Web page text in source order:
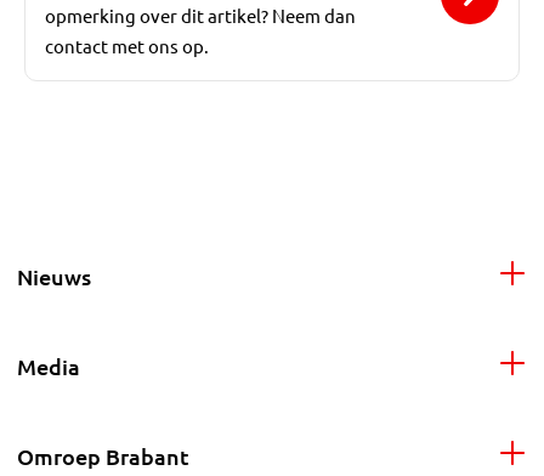
opmerking over dit artikel? Neem dan
contact met ons op.
Nieuws
Media
Omroep Brabant